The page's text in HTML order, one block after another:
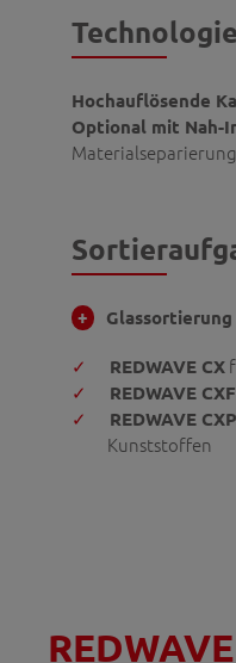
Hochauflösende
Optional mit Nah-
Materialseparierung
Glassortierung
REDWAVE CX
REDWAVE CXF
REDWAVE CXP
Kunststoffen